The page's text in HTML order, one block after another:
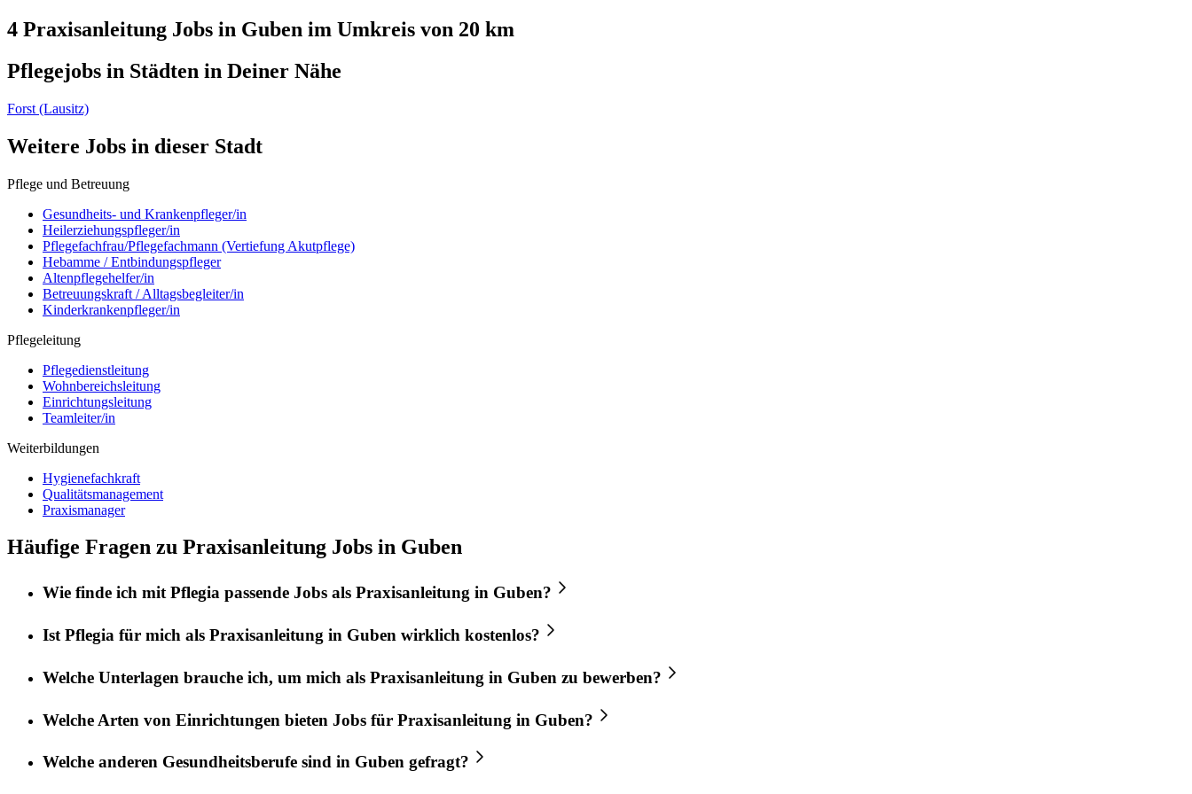
4 Praxisanleitung Jobs in Guben im Umkreis von 20 km
Pflegejobs in Städten in Deiner Nähe
Forst (Lausitz)
Weitere Jobs in dieser Stadt
Pflege und Betreuung
Gesundheits- und Krankenpfleger/in
Heilerziehungspfleger/in
Pflegefachfrau/Pflegefachmann (Vertiefung Akutpflege)
Hebamme / Entbindungspfleger
Altenpflegehelfer/in
Betreuungskraft / Alltagsbegleiter/in
Kinderkrankenpfleger/in
Pflegeleitung
Pflegedienstleitung
Wohnbereichsleitung
Einrichtungsleitung
Teamleiter/in
Weiterbildungen
Hygienefachkraft
Qualitätsmanagement
Praxismanager
Häufige Fragen zu Praxisanleitung Jobs in Guben
Wie finde ich mitPflegia passende Jobs als Praxisanleitung in Guben?
Ist Pflegia für mich als Praxisanleitung in Guben wirklich kostenlos?
Welche Unterlagen brauche ich, um mich als Praxisanleitung in Guben zu bewerben?
Welche Arten von Einrichtungen bieten Jobs für Praxisanleitung in Guben?
Welche anderen Gesundheitsberufe sind in Guben gefragt?